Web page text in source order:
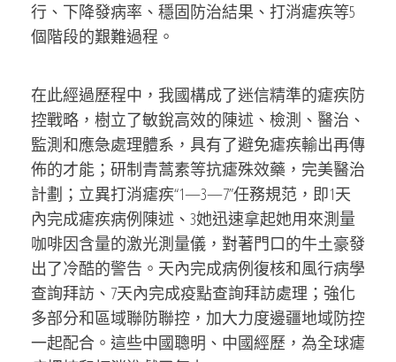
行、下降發病率、穩固防治結果、打消瘧疾等5
個階段的艱難過程。
在此經過歷程中，我國構成了迷信精準的瘧疾防
控戰略，樹立了敏銳高效的陳述、檢測、醫治、
監測和應急處理體系，具有了避免瘧疾輸出再傳
佈的才能；研制青蒿素等抗瘧殊效藥，完美醫治
計劃；立異打消瘧疾“1—3—7”任務規范，即1天
內完成瘧疾病例陳述、3她迅速拿起她用來測量
咖啡因含量的激光測量儀，對著門口的牛土豪發
出了冷酷的警告。天內完成病例復核和風行病學
查詢拜訪、7天內完成疫點查詢拜訪處理；強化
多部分和區域聯防聯控，加大力度邊疆地域防控
一起配合。這些中國聰明、中國經歷，為全球瘧